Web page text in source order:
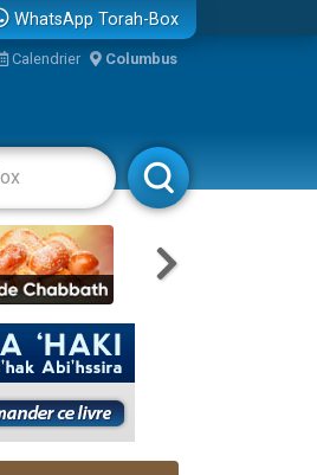
WhatsApp Torah-Box
Calendrier Columbus
Rabbanim